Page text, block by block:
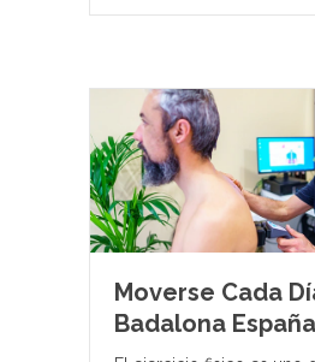
Moverse Cada
Badalona España